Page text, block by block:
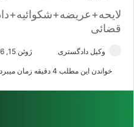
قضائی
وکیل دادگستری ژوئن 15, 2026
خواندن این مطلب 4 دقیقه زمان میبرد